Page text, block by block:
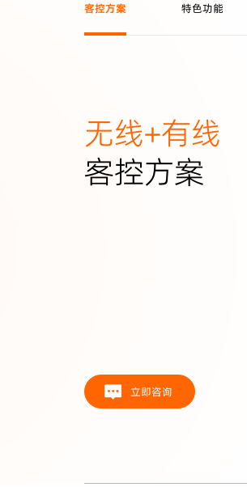
客控方案 特色功能
无线+有线
客控方案
立即咨询